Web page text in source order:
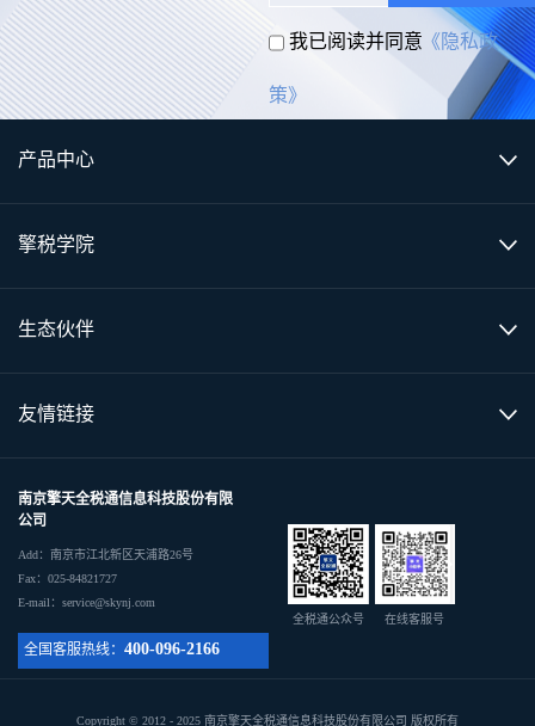
我已阅读并同意 《隐私政
策》
产品中心
擎税学院
生态伙伴
友情链接
南京擎天全税通信息科技股份有限
公司
Add：南京市江北新区天浦路26号
Fax：025-84821727
E-mail：service@skynj.com
全国客服热线： 400-096-2166
全税通公众号 在线客服号
Copyright © 2012 - 2025 南京擎天全税通信息科技股份有限公司 版权所有